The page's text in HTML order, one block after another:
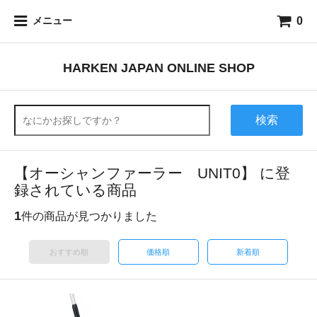
メニュー 0
HARKEN JAPAN ONLINE SHOP
検索
【オーシャンファーラー UNIT0】 に登
録されている商品
1件の商品が見つかりました
おすすめ順 価格順 新着順